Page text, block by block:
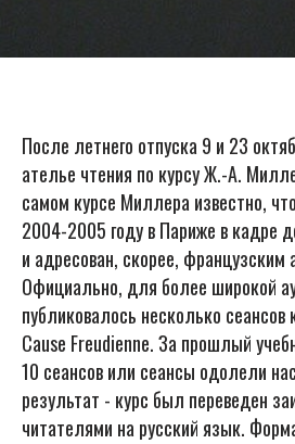
После летнего отпуска 9 и 23
ателье чтения по курсу Ж.-А.
самом курсе Миллера известно,
2004-2005 году в Париже в кадре
и адресован, скорее,
Официально, для более широкой
публиковалось несколько сеансов
Cause Freudienne. За прошлый
10 сеансов или сеансы одолели
результат - курс был переведен
читателями на русский язык.